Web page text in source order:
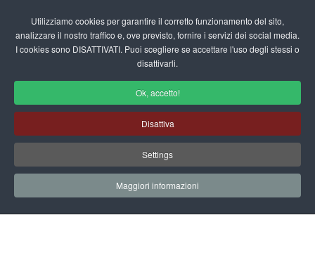
Utilizziamo cookies per garantire il corretto funzionamento del sito,
analizzare il nostro traffico e, ove previsto, fornire i servizi dei social media.
I cookies sono DISATTIVATI. Puoi scegliere se accettare l'uso degli stessi o
disattivarli.
Ok, accetto!
Disattiva
Settings
Maggiori informazioni
fas
Area Utente
Home Area Utente